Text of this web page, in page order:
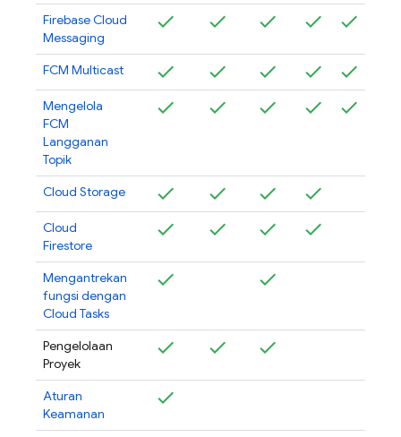
Firebase Cloud
Messaging
FCM Multicast
Mengelola
FCM
Langganan
Topik
Cloud Storage
Cloud
Firestore
Mengantrekan
fungsi dengan
Cloud Tasks
Pengelolaan
Proyek
Aturan
Keamanan